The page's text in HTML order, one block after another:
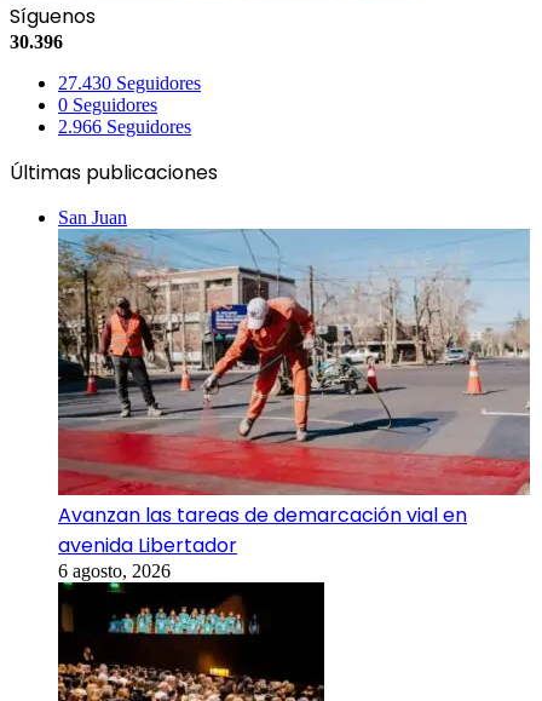
Síguenos
30.396
27.430 Seguidores
0 Seguidores
2.966 Seguidores
Últimas publicaciones
San Juan
Avanzan las tareas de demarcación vial en
avenida Libertador
6 agosto, 2026